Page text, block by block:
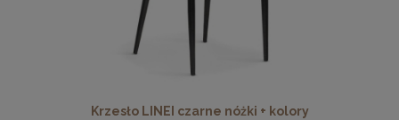
Krzesło LINEI czarne nóżki + kolory